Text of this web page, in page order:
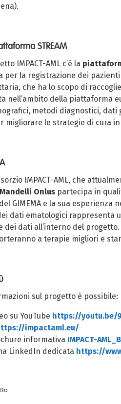
STREAM
IMPACT-AML c’è la
per la registrazione dei
che ha lo scopo di
nell’ambito della piattaforma
metodi diagnostici,
migliorare le strategie di cura
IMPACT-AML, che
Mandelli Onlus partecipa in
GIMEMA e la sua esperienza
dati ematologici rappresenta
dei dati all’interno del
a terapie migliori e
sul progetto è possibile:
su YouTube https://youtu.be/
impactaml.eu/
informativa IMPACT-
LinkedIn dedicata https://